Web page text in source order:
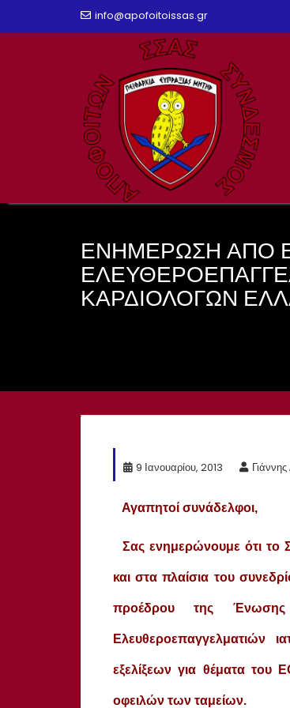
info@apofoitoissas.gr
ΕΝΗΜΕΡΩΣΗ ΑΠΟ
ΚΑΡΔΙΟΛΟΓΩΝ
9 Ιανουαρίου, 2013
Αγαπητοί συνάδελφοι,
Σας ενημερώνουμε ότι το
και στα πλαίσια του
προέδρου της
Ελευθεροεπαγγελματιών
εξελίξεων για θέματα του
οφειλών των ταμείων.